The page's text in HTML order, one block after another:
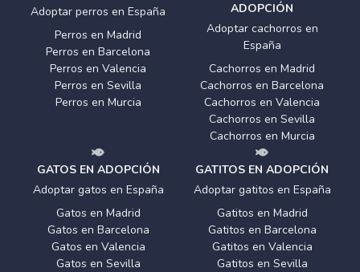
Adoptar perros en España
Perros en Madrid
Perros en Barcelona
Perros en Valencia
Perros en Sevilla
Perros en Murcia
ADOPCIÓN
Adoptar cachorros en
España
Cachorros en Madrid
Cachorros en Barcelona
Cachorros en Valencia
Cachorros en Sevilla
Cachorros en Murcia
GATOS EN ADOPCIÓN
Adoptar gatos en España
Gatos en Madrid
Gatos en Barcelona
Gatos en Valencia
Gatos en Sevilla
GATITOS EN ADOPCIÓN
Adoptar gatitos en España
Gatitos en Madrid
Gatitos en Barcelona
Gatitos en Valencia
Gatitos en Sevilla